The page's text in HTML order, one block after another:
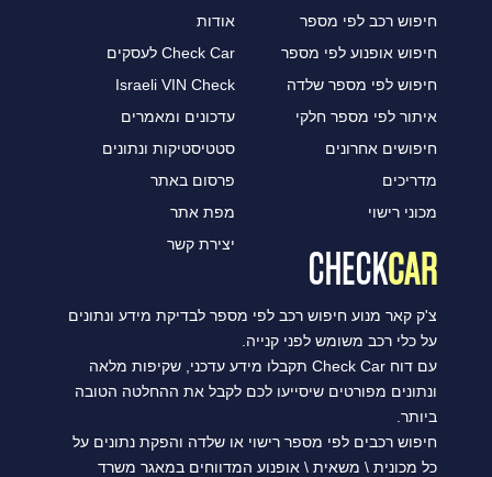
חיפוש רכב לפי מספר
חיפוש אופנוע לפי מספר
חיפוש לפי מספר שלדה
איתור לפי מספר חלקי
חיפושים אחרונים
מדריכים
מכוני רישוי
אודות
Check Car לעסקים
Israeli VIN Check
עדכונים ומאמרים
סטטיסטיקות ונתונים
פרסום באתר
מפת אתר
יצירת קשר
צ'ק קאר מנוע חיפוש רכב לפי מספר לבדיקת מידע ונתונים
על כלי רכב משומש לפני קנייה.
עם דוח Check Car תקבלו מידע עדכני, שקיפות מלאה
ונתונים מפורטים שיסייעו לכם לקבל את ההחלטה הטובה
ביותר.
חיפוש רכבים לפי מספר רישוי או שלדה והפקת נתונים על
כל מכונית \ משאית \ אופנוע המדווחים במאגר משרד